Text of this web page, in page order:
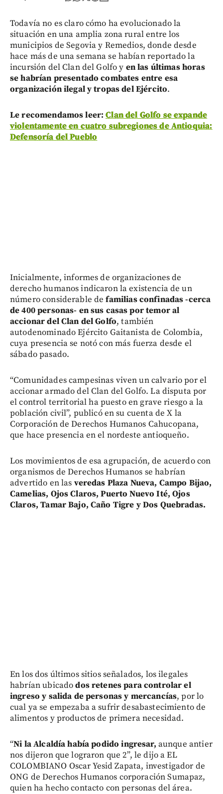
Todavía no es claro cómo ha evolucionado la
situación en una amplia zona rural entre los
municipios de Segovia y Remedios, donde desde
hace más de una semana se habían reportado la
incursión del Clan del Golfo y en las últimas horas
se habrían presentado combates entre esa
organización ilegal y tropas del Ejército.
Le recomendamos leer:Clan del Golfo se expande
violentamente en cuatro subregiones de Antioquia:
Defensoría del Pueblo
Inicialmente, informes de organizaciones de
derecho humanos indicaron la existencia de un
número considerable defamilias confinadas -cerca
de 400 personas- en sus casas por temor al
accionar del Clan del Golfo, también
autodenominado Ejército Gaitanista de Colombia,
cuya presencia se notó con más fuerza desde el
sábado pasado.
“Comunidades campesinas viven un calvario por el
accionar armado del Clan del Golfo. La disputa por
el control territorial ha puesto en grave riesgo a la
población civil”, publicó en su cuenta de X la
Corporación de Derechos Humanos Cahucopana,
que hace presencia en el nordeste antioqueño.
Los movimientos de esa agrupación, de acuerdo con
organismos de Derechos Humanos se habrían
advertido en las veredas Plaza Nueva, Campo Bijao,
Camelias, Ojos Claros, Puerto Nuevo Ité, Ojos
Claros, Tamar Bajo, Caño Tigre y Dos Quebradas.
En los dos últimos sitios señalados, los ilegales
habrían ubicadodos retenes para controlar el
ingreso y salida de personas y mercancías, por lo
cual ya se empezaba a sufrir desabastecimiento de
alimentos y productos de primera necesidad.
“Ni la Alcaldía había podido ingresar, aunque antier
nos dijeron que lograron que 2”, le dijo a EL
COLOMBIANO Oscar Yesid Zapata, investigador de
ONG de Derechos Humanos corporación Sumapaz,
quien ha hecho contacto con personas del área.